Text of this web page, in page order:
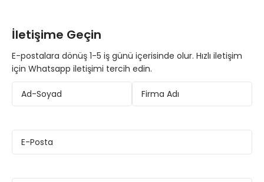
İletişime Geçin
E-postalara dönüş 1-5 iş günü içerisinde olur. Hızlı iletişim
için Whatsapp iletişimi tercih edin.